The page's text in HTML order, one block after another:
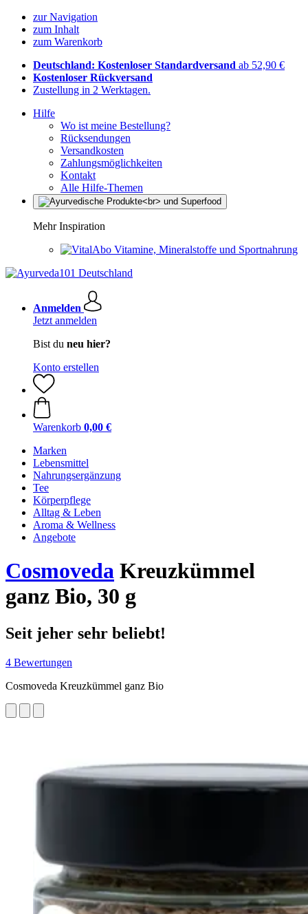
zur Navigation
zum Inhalt
zum Warenkorb
Deutschland: Kostenloser Standardversand ab 52,90 €
Kostenloser Rückversand
Zustellung in 2 Werktagen.
Hilfe
Wo ist meine Bestellung?
Rücksendungen
Versandkosten
Zahlungsmöglichkeiten
Kontakt
Alle Hilfe-Themen
Mehr Inspiration
Vitamine, Mineralstoffe und Sportnahrung
Anmelden
Jetzt anmelden
Bist du neu hier?
Konto erstellen
Warenkorb 0,00 €
Marken
Lebensmittel
Nahrungsergänzung
Tee
Körperpflege
Alltag & Leben
Aroma & Wellness
Angebote
Cosmoveda Kreuzkümmel
ganz Bio, 30 g
Seit jeher sehr beliebt!
4 Bewertungen
Cosmoveda Kreuzkümmel ganz Bio